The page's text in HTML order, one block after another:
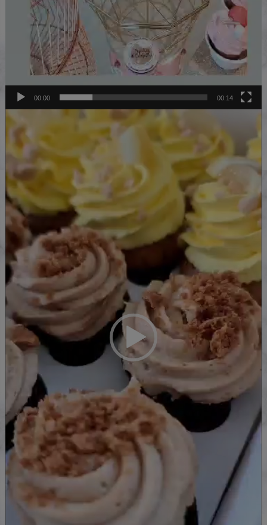
00:00 00:14
Lecteur
vidéo